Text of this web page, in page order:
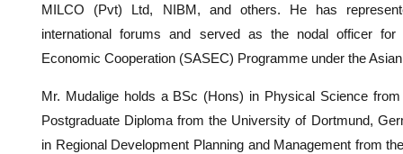
MILCO (Pvt) Ltd, NIBM, and others. He has
international forums and served as the nodal officer for
Economic Cooperation (SASEC) Programme under the
Mr. Mudalige holds a BSc (Hons) in Physical Science
Postgraduate Diploma from the University of Dortmund,
in Regional Development Planning and Management from